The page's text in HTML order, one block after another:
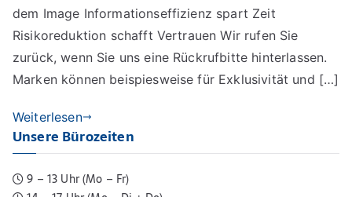
dem Image Informationseffizienz spart Zeit
Risikoreduktion schafft Vertrauen Wir rufen Sie
zurück, wenn Sie uns eine Rückrufbitte hinterlassen.
Marken können beispiesweise für Exklusivität und […]
Weiterlesen
Unsere Bürozeiten
9 – 13 Uhr (Mo – Fr)